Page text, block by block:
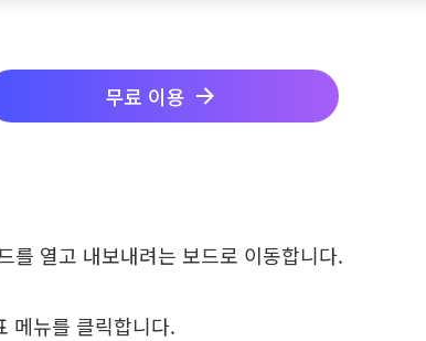
무료 이용
열고 내보내려는 보드로 이동합니다.
메뉴를 클릭합니다.